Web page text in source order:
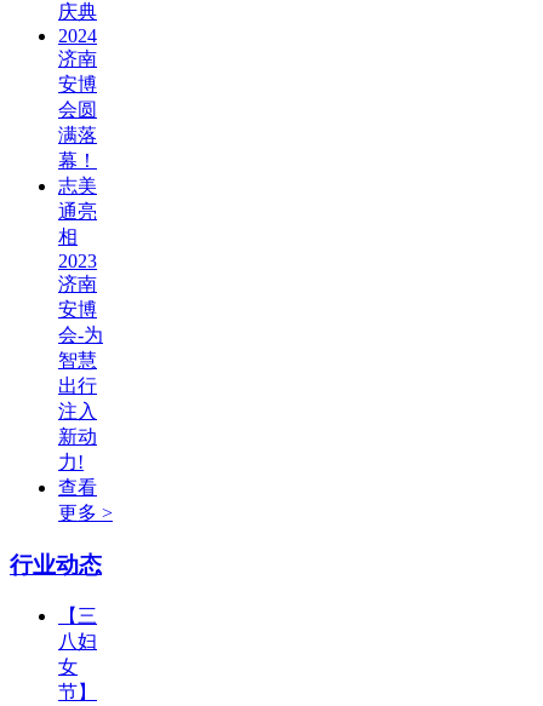
庆典
2024
济南
安博
会圆
满落
幕！
志美
通亮
相
2023
济南
安博
会-为
智慧
出行
注入
新动
力!
查看
更多 >
行业动态
【三
八妇
女
节】